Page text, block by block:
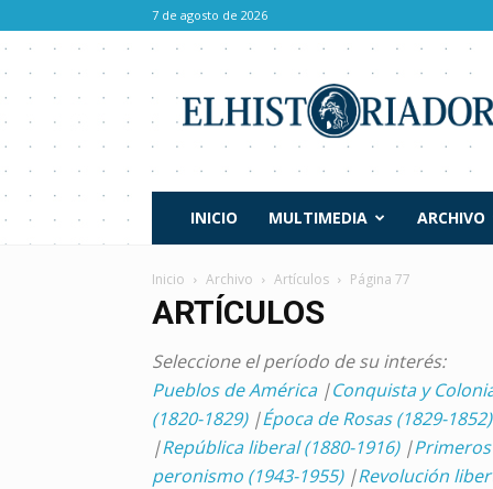
7 de agosto de 2026
Historiador
INICIO MULTIMEDIA ARCHIVO
Inicio Archivo Artículos Página 77
ARTÍCULOS
Seleccione el período de su interés:
Pueblos de América|Conquista y
(1820-1829)|Época de Rosas (1829-1852)
|República liberal (1880-1916)|
peronismo (1943-1955)|Revolución